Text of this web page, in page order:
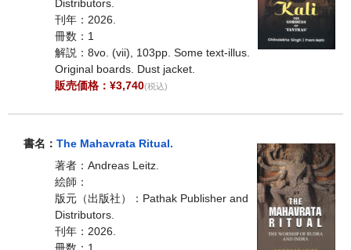
Distributors.
刊年：2026.
冊数：1
解説：8vo. (vii), 103pp. Some text-illus.
Original boards. Dust jacket.
販売価格：¥3,740(税込)
書名： The Mahavrata Ritual.
著者：Andreas Leitz.
絵師：
版元（出版社）：Pathak Publisher and
Distributors.
刊年：2026.